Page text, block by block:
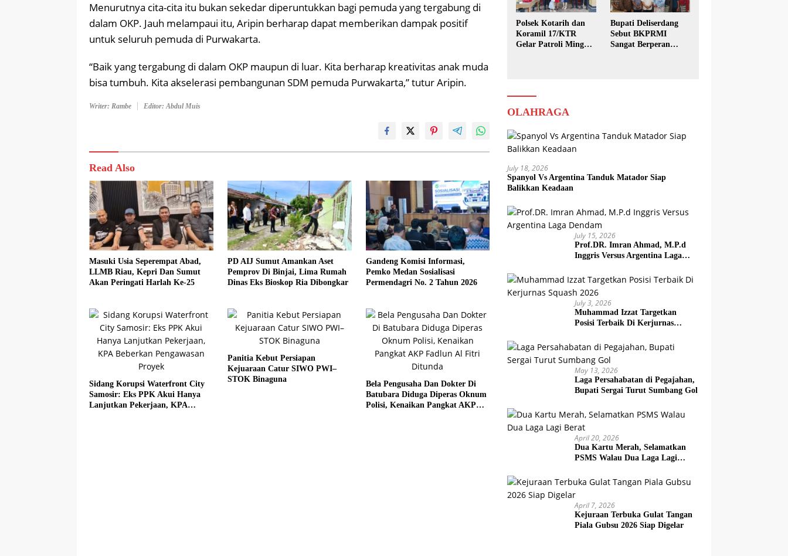
Menurutnya cita-cita itu bukan sekedar diperuntukkan bagi pemuda yang tergabung di
dalam OKP. Jauh melampaui itu, Aripin berharap dapat memberikan dampak positif
untuk seluruh pemuda di Purwakarta.
“Baik yang tergabung di dalam OKP maupun di luar. Kita berharap kreativitas anak muda
bisa tumbuh. Kita akselerasi pembangunan SDM pemuda Purwakarta,” tutur Aripin.
Writer: Rambe Editor: Abdul Muis
Read Also
Masuki Usia Seperempat Abad,
LLMB Riau, Kepri Dan Sumut
Akan Peringati Harlah Ke-25
PD AIJ Sumut Amankan Aset
Pemprov Di Binjai, Lima Rumah
Dinas Eks Bioskop Ria Dibongkar
Gandeng Komisi Informasi,
Pemko Medan Sosialisasi
Permendagri No. 2 Tahun 2026
Sidang Korupsi Waterfront City
Samosir: Eks PPK Akui Hanya
Lanjutkan Pekerjaan, KPA
Panitia Kebut Persiapan
Kejuaraan Catur SIWO PWI–
STOK Binaguna
Bela Pengusaha Dan Dokter Di
Batubara Diduga Diperas Oknum
Polisi, Kenaikan Pangkat AKP
Polsek Kotarih dan
Koramil 17/KTR
Gelar Patroli Minggu
Bupati Deliserdang
Sebut BKPRMI
Sangat Berperan
OLAHRAGA
July 18, 2026
Spanyol Vs Argentina Tanduk Matador Siap
Balikkan Keadaan
July 15, 2026
Prof.DR. Imran Ahmad, M.P.d
Inggris Versus Argentina Laga
July 3, 2026
Muhammad Izzat Targetkan
Posisi Terbaik Di Kerjurnas
May 13, 2026
Laga Persahabatan di Pegajahan,
Bupati Sergai Turut Sumbang Gol
April 20, 2026
Dua Kartu Merah, Selamatkan
PSMS Walau Dua Laga Lagi
April 7, 2026
Kejuraan Terbuka Gulat Tangan
Piala Gubsu 2026 Siap Digelar